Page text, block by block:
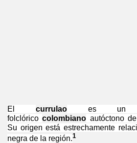
El currulao
es un
folclórico colombiano autóctono
Su origen está estrechamente
negra de la región.1